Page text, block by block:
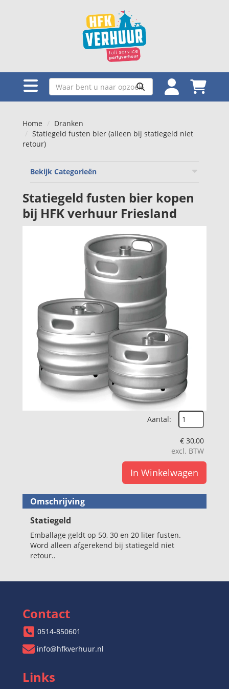
Home
Dranken
Statiegeld fusten bier (alleen bij statiegeld niet
retour)
Bekijk Categorieën
Statiegeld fusten bier kopen
bij HFK verhuur Friesland
Aantal:
€ 30,00
excl. BTW
In Winkelwagen
Omschrijving
Statiegeld
Emballage geldt op 50, 30 en 20 liter fusten.
Word alleen afgerekend bij statiegeld niet
retour..
Contact
0514-850601
info@hfkverhuur.nl
Links